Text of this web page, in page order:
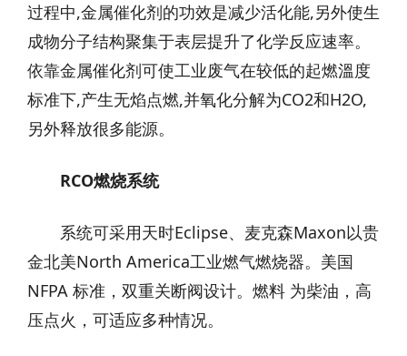
过程中,金属催化剂的功效是减少活化能,另外使生
成物分子结构聚集于表层提升了化学反应速率。
依靠金属催化剂可使工业废气在较低的起燃溫度
标准下,产生无焰点燃,并氧化分解为CO2和H2O,
另外释放很多能源。
RCO燃烧系统
系统可采用天时Eclipse、麦克森Maxon以贵
金北美North America工业燃气燃烧器。美国
NFPA 标准，双重关断阀设计。燃料 为柴油，高
压点火，可适应多种情况。